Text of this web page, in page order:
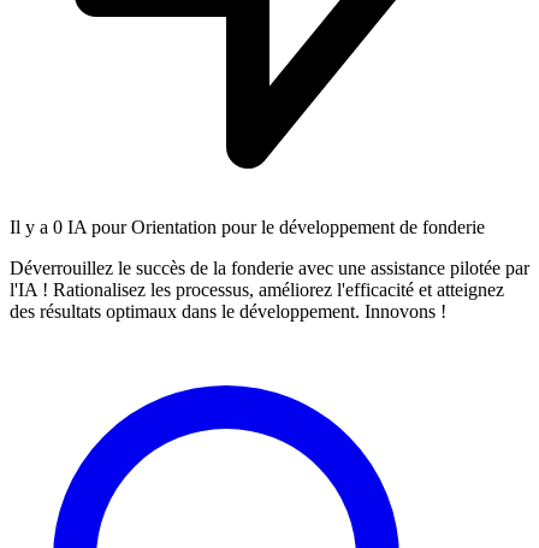
Il y a 0 IA pour Orientation pour le développement de fonderie
Déverrouillez le succès de la fonderie avec une assistance pilotée par
l'IA ! Rationalisez les processus, améliorez l'efficacité et atteignez
des résultats optimaux dans le développement. Innovons !